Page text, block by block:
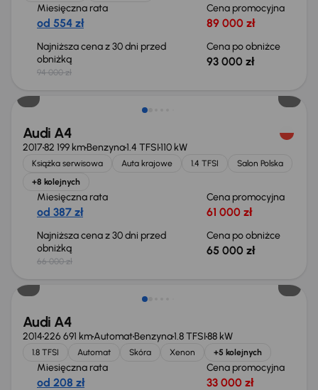
Miesięczna rata
od 554 zł
Cena promocyjna
89 000 zł
Najniższa cena z 30 dni przed
obniżką
94 000 zł
Cena po obniżce
93 000 zł
Taniej o 1 000 zł
Audi A4
201782 199 kmBenzyna1.4 TFSI110 kW
Książka serwisowa Auta krajowe 1.4 TFSI
Salon Polska
+8 kolejnych
Miesięczna rata
od 387 zł
Cena promocyjna
61 000 zł
Najniższa cena z 30 dni przed
obniżką
66 000 zł
Cena po obniżce
65 000 zł
Świeżo skupione
Audi A4
2014226 691 kmAutomatBenzyna1.8 TFSI88 kW
1.8 TFSI Automat Skóra Xenon +5 kolejnych
Miesięczna rata
od 208 zł
Cena promocyjna
33 000 zł